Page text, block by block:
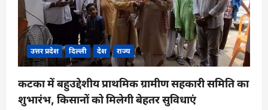
उत्तर प्रदेश दिल्ली देश राज्य
कटका में बहुउद्देशीय प्राथमिक ग्रामीण सहकारी समिति का
शुभारंभ, किसानों को मिलेगी बेहतर सुविधाएं